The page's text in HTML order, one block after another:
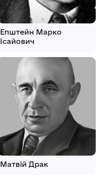
Епштейн Марко
Ісайович
Матвій Драк